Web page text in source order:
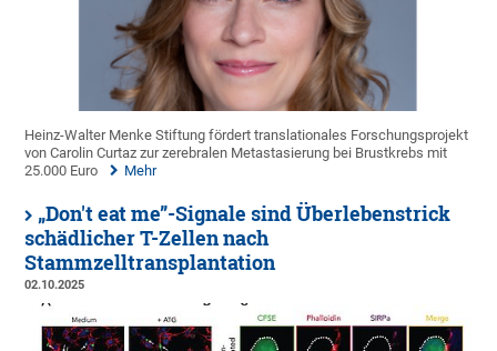
Heinz-Walter Menke Stiftung fördert translationales Forschungsprojekt
von Carolin Curtaz zur zerebralen Metastasierung bei Brustkrebs mit
25.000 Euro
Mehr
„Don't eat me”-Signale sind Überlebenstrick
schädlicher T-Zellen nach
Stammzelltransplantation
02.10.2025